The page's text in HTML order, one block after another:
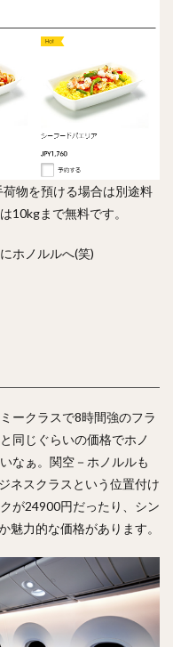
物を預ける場合は別途料
10kgまで無料です。
ホノルルへ(笑)
ークラスで8時間強のフラ
同じぐらいの価格でホノ
なぁ。関空－ホノルルも
ネスクラスという位置付け
が24900円だったり、シン
魅力的な価格があります。